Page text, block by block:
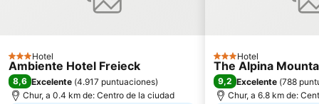
3 Estrellas
Hotel
Ambiente Hotel Freieck
8,6 Excelente (4.917 puntuaciones)
Chur, a 0.4 km de: Centro de la ciudad
3 Estrellas
Hotel
The Alpina
9,2 Excelente (788
Chur, a 6.8 km de: